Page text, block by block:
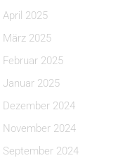
April 2025
März 2025
Februar 2025
Januar 2025
Dezember 2024
November 2024
September 2024